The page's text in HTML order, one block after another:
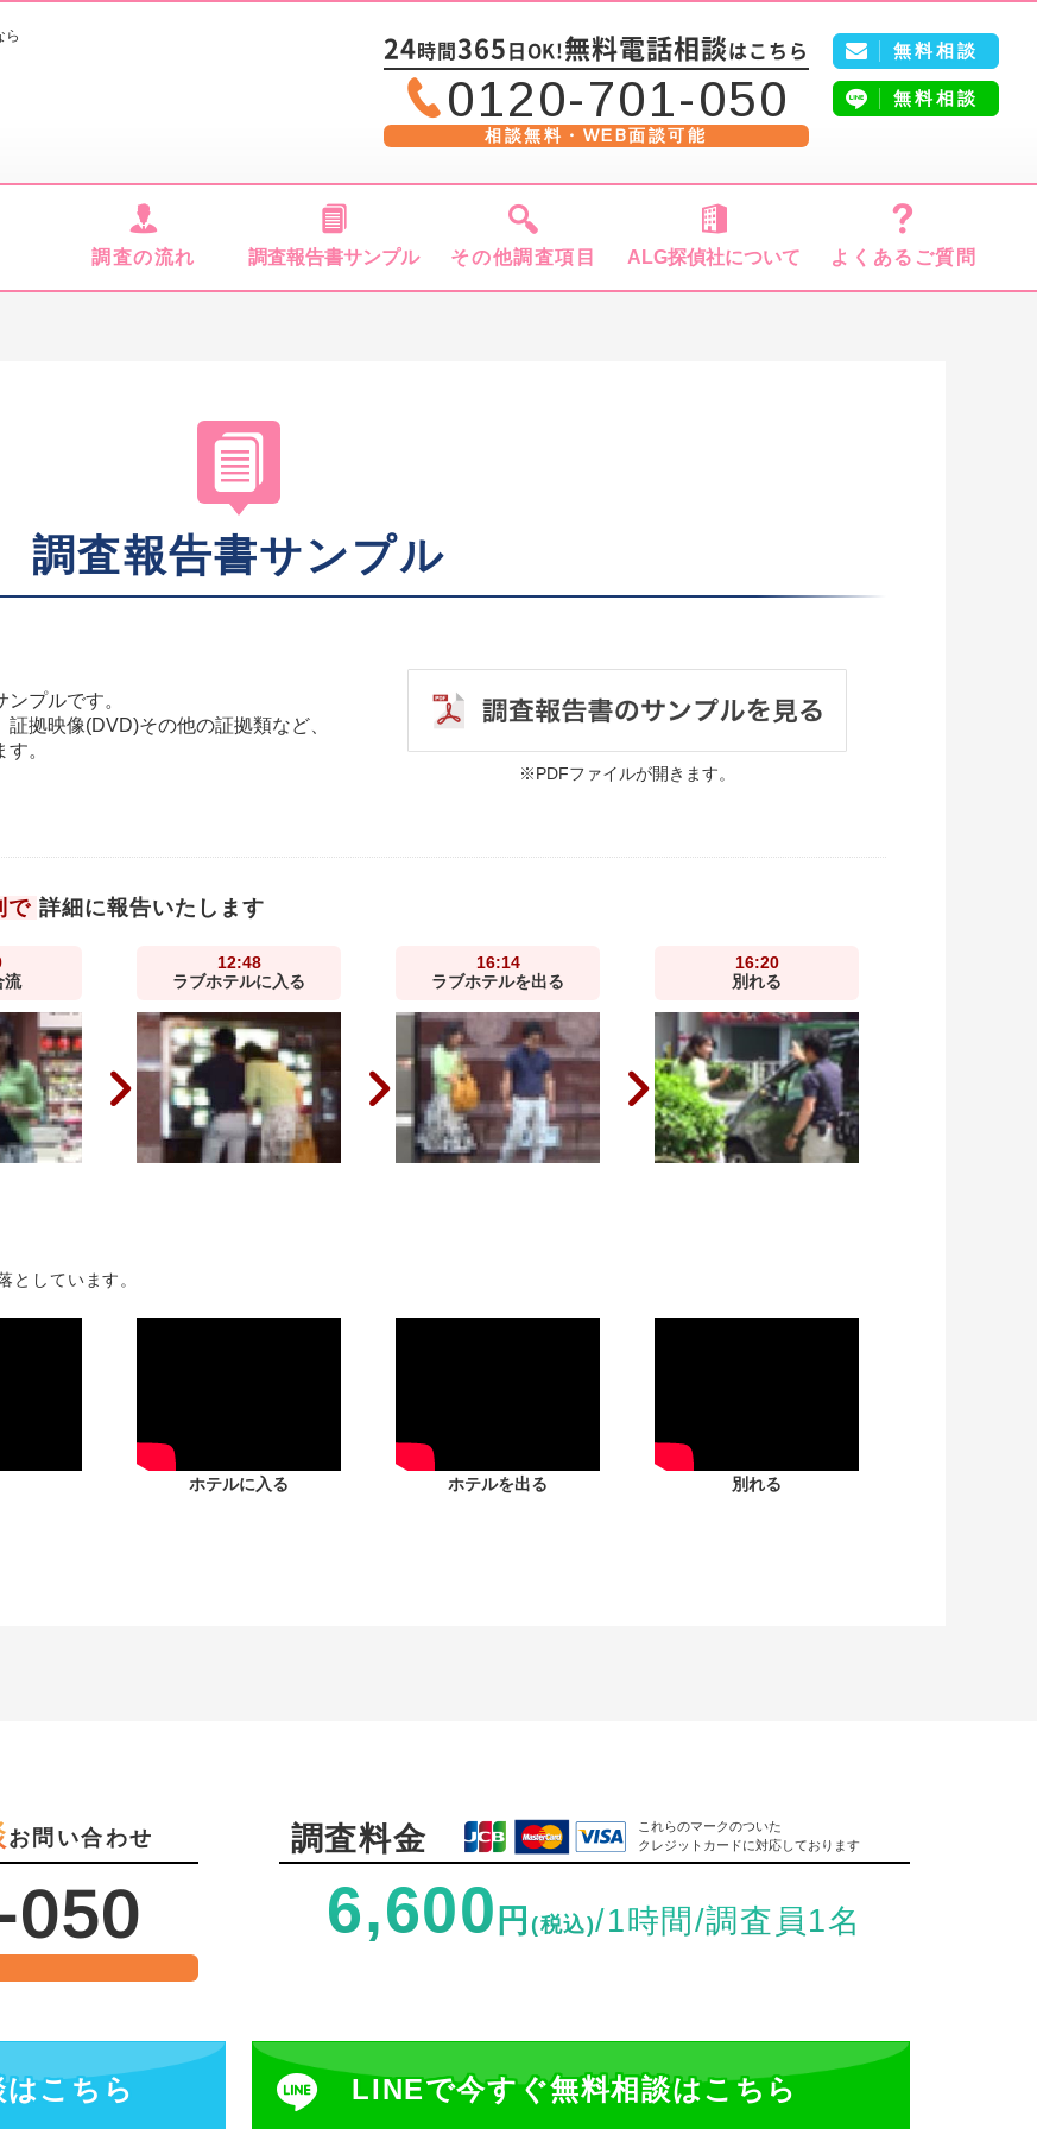
ら 24時間 365 日OK! 無料電話相談はこちら
0120-701-050
相談無料・WEB面談可能
無料相談
無料相談
調査の流れ 調査報告書サンプル その他調査項目 ALG探偵社について よくあるご質問
調査報告書サンプル
プルです。
拠映像(DVD)その他の証拠類など、
。
※PDFファイルが開きます。
で 詳細に報告いたします
流
12:48
ラブホテルに入る
16:14
ラブホテルを出る
16:20
別れる
としています。
ホテルに入る ホテルを出る 別れる
お問い合わせ
050
調査料金
これらのマークのついた
クレジットカードに対応しております
6,600 円 (税込)/1時間/調査員1名
はこちら LINEで今すぐ無料相談はこちら